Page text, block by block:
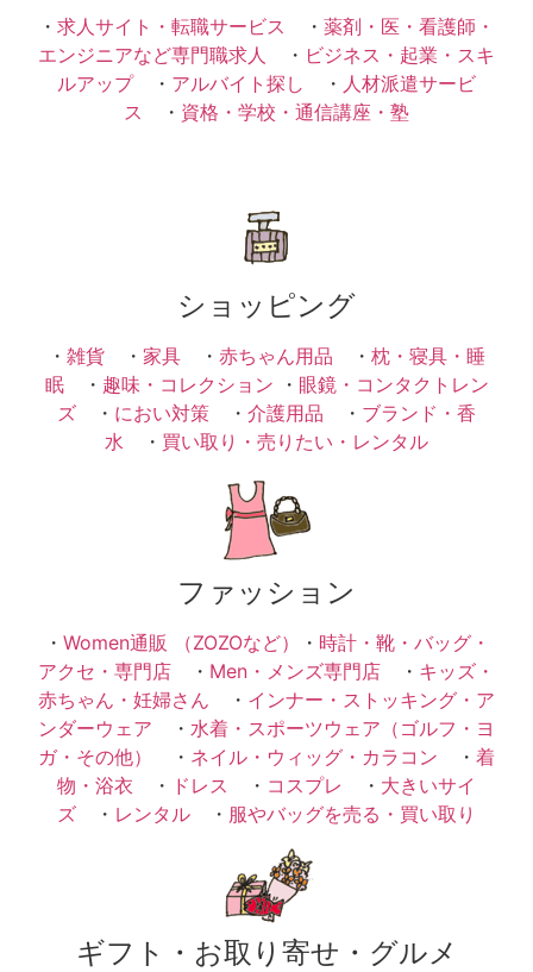
・ 求人サイト・転職サービス ・ 薬剤・医・看護師・
エンジニアなど専門職求人
・ ビジネス・起業・スキ
ルアップ・ アルバイト探し ・ 人材派遣サービ
ス ・ 資格・学校・通信講座・塾
ショッピング
・ 雑貨 ・ 家具 ・ 赤ちゃん用品 ・ 枕・寝具・睡
眠・ 趣味・コレクション ・ 眼鏡・コンタクトレン
ズ ・ におい対策 ・ 介護用品 ・ ブランド・香
水 ・ 買い取り・売りたい・レンタル
ファッション
・ Women通販 （ZOZOなど） ・ 時計・靴・バッグ・
アクセ・専門店 ・ Men・メンズ専門店 ・ キッズ・
赤ちゃん・妊婦さん ・ インナー・ストッキング・ア
ンダーウェア ・ 水着・スポーツウェア（ゴルフ・ヨ
ガ・その他）
・ ネイル・ウィッグ・カラコン ・ 着
物・浴衣 ・ ドレス ・ コスプレ ・ 大きいサイ
ズ ・ レンタル ・ 服やバッグを売る・買い取り
ギフト・お取り寄せ・グルメ